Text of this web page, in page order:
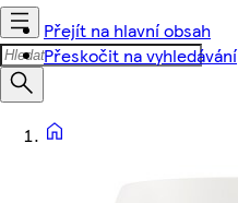
Přejít na hlavní obsah
Přeskočit na vyhledávání